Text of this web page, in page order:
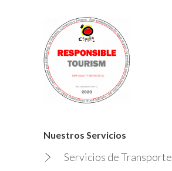
Nuestros Servicios
Servicios de Transporte